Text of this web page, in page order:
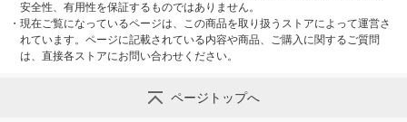
安全性、有用性を保証するものではありません。
・ 現在ご覧になっているページは、この商品を取り扱うストアによって運営さ
れています。ページに記載されている内容や商品、ご購入に関するご質問
は、直接各ストアにお問い合わせください。
ページトップへ